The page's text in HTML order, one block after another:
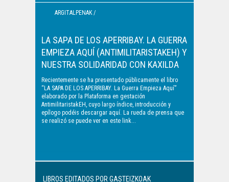
ARGITALPENAK /
LA SAPA DE LOS APERRIBAY. LA GUERRA
EMPIEZA AQUÍ (ANTIMILITARISTAKEH) Y
NUESTRA SOLIDARIDAD CON KAXILDA
Recientemente se ha presentado públicamente el libro
“LA SAPA DE LOS APERRIBAY. La Guerra Empieza Aquí”
elaborado por la Plataforma en gestación
AntimilitaristakEH, cuyo largo índice, introducción y
epílogo podéis descargar aquí. La rueda de prensa que
se realizó se puede ver en este link...
LIBROS EDITADOS POR GASTEIZKOAK